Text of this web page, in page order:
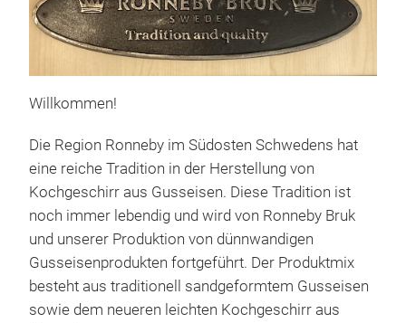
Willkommen!
Die Region Ronneby im Südosten Schwedens hat
eine reiche Tradition in der Herstellung von
Kochgeschirr aus Gusseisen. Diese Tradition ist
noch immer lebendig und wird von Ronneby Bruk
und unserer Produktion von dünnwandigen
Gusseisenprodukten fortgeführt. Der Produktmix
besteht aus traditionell sandgeformtem Gusseisen
sowie dem neueren leichten Kochgeschirr aus